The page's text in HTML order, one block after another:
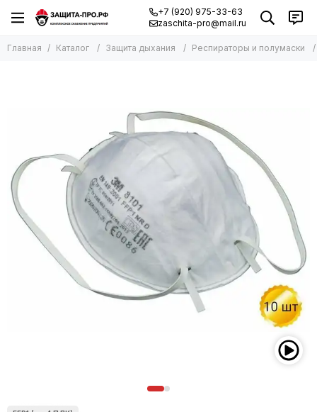
+7 (920) 975-33-63
zaschita-pro@mail.ru
Главная Каталог Защита дыхания Респираторы и полумаски